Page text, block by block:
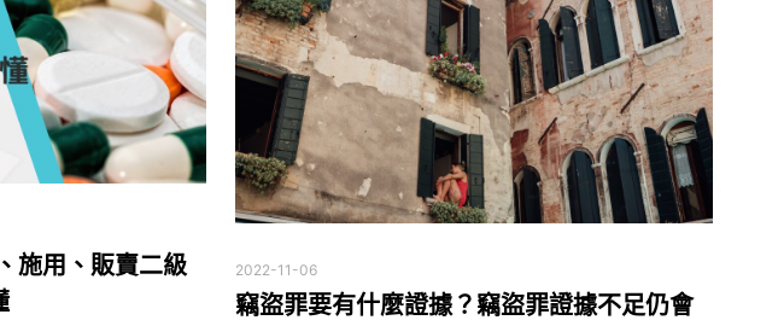
施用、販賣二級
2022-11-06
竊盜罪要有什麼證據？竊盜罪證據不足仍會